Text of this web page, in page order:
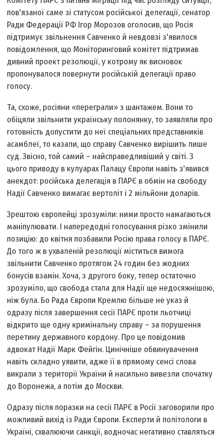
пов'язаної саме зі статусом російської делегації, сенатор
Ради Федерації РФ Ігор Морозов оголосив, що Росія
підтримує звільнення Савченко й невдовзі з'явилося
повідомлення, що Моніторинговий комітет підтримав
дивний проект резолюції, у котрому як висновок
пропонувалося повернути російській делегації право
голосу.
Та, схоже, росіяни «переграли» з шантажем. Вони то
обіцяли звільнити українську полонянку, то заявляли про
готовність допустити до неї спеціальних представників
асамблеї, то казали, що справу Савченко вирішить лише
суд. Звісно, той самий – найсправедливіший у світі. З
цього приводу в кулуарах Палацу Європи навіть з'явився
анекдот: російська делегація в ПАРЄ в обмін на свободу
Надії Савченко вимагає вертоліт і 2 мільйони доларів.
Зрештою європейці зрозуміли: ними просто намагаються
маніпулювати. І напередодні голосування різко змінили
позицію: до квітня позбавили Росію права голосу в ПАРЄ.
До того ж в ухваленій резолюції міститься вимога
звільнити Савченко протягом 24 годин без жодних
бонусів взамін. Хоча, з другого боку, тепер остаточно
зрозуміло, що свобода стала для Надії ще недосяжнішою,
ніж була. Бо Рада Європи Кремлю більше не указ й
одразу після завершення сесії ПАРЄ проти льотчиці
відкрито ще одну кримінальну справу – за порушення
перетину державного кордону. Про це повідомив
адвокат Надії Марк Фейгін. Цинічніше обвинувачення
навіть складно уявити, адже її в прямому сенсі слова
викрали з території України й насильно вивезли спочатку
до Воронежа, а потім до Москви.
Одразу після поразки на сесії ПАРЄ в Росії заговорили про
можливий вихід із Ради Європи. Експерти й політологи в
Україні, схвалюючи санкції, водночас негативно ставляться